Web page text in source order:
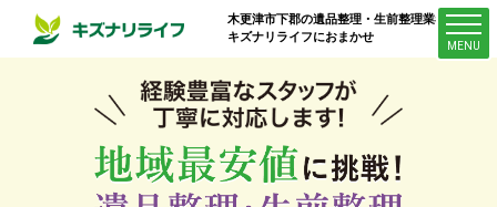
木更津市下郡の遺品整理・生前整理業者は
キズナリライフにおまかせ